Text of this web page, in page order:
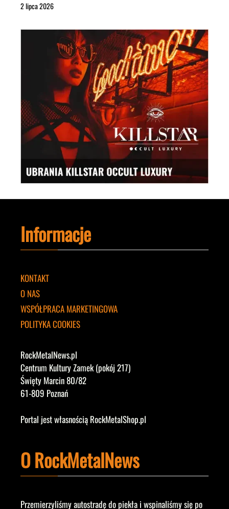
2 lipca 2026
Informacje
KONTAKT
O NAS
WSPÓŁPRACA MARKETINGOWA
POLITYKA COOKIES
RockMetalNews.pl
Centrum Kultury Zamek (pokój 217)
Święty Marcin 80/82
61-809 Poznań
Portal jest własnością RockMetalShop.pl
O RockMetalNews
Przemierzyliśmy autostradę do piekła i wspinaliśmy się po